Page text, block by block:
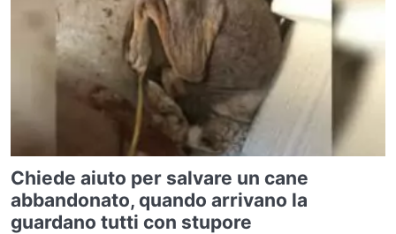
Chiede aiuto per salvare un cane
abbandonato, quando arrivano la
guardano tutti con stupore